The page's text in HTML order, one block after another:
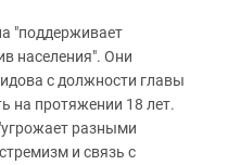
"поддерживает
населения". Они
с должности главы
на протяжении 18 лет.
разными
и связь с